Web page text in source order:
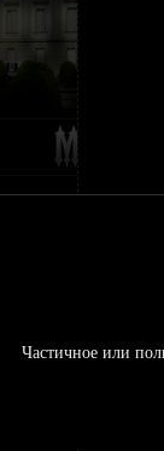
Частичное или